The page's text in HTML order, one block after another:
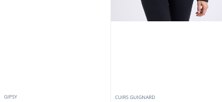
GIPSY CUIRS GUIGNARD